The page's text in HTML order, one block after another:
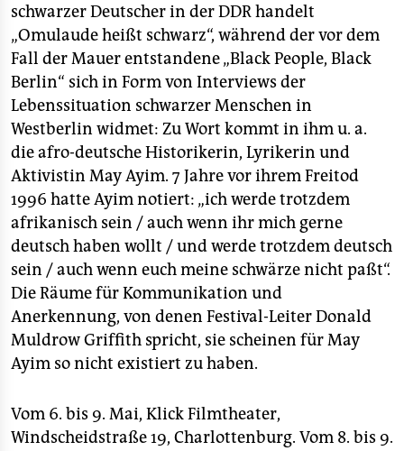
schwarzer Deutscher in der DDR handelt
„Omulaude heißt schwarz“, während der vor dem
Fall der Mauer entstandene „Black People, Black
Berlin“ sich in Form von Interviews der
Lebenssituation schwarzer Menschen in
Westberlin widmet: Zu Wort kommt in ihm u. a.
die afro-deutsche Historikerin, Lyrikerin und
Aktivistin May Ayim. 7 Jahre vor ihrem Freitod
1996 hatte Ayim notiert: „ich werde trotzdem
afrikanisch sein / auch wenn ihr mich gerne
deutsch haben wollt / und werde trotzdem deutsch
sein / auch wenn euch meine schwärze nicht paßt“.
Die Räume für Kommunikation und
Anerkennung, von denen Festival-Leiter Donald
Muldrow Griffith spricht, sie scheinen für May
Ayim so nicht existiert zu haben.
Vom 6. bis 9. Mai, Klick Filmtheater,
Windscheidstraße 19, Charlottenburg. Vom 8. bis 9.